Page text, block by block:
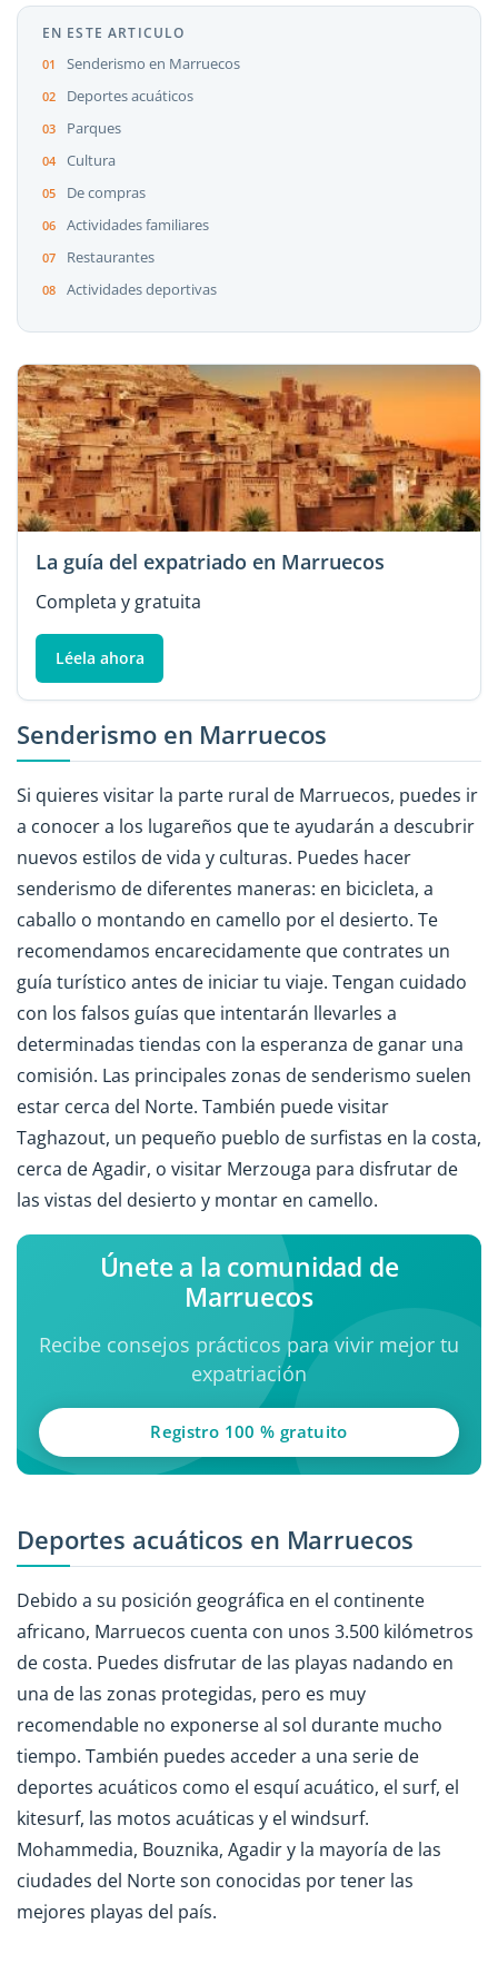
EN ESTE ARTICULO
Senderismo en Marruecos
Deportes acuáticos
Parques
Cultura
De compras
Actividades familiares
Restaurantes
Actividades deportivas
La guía del expatriado en Marruecos
Completa y gratuita
Léela ahora
Senderismo en Marruecos
Si quieres visitar la parte rural de Marruecos, puedes ir
a conocer a los lugareños que te ayudarán a descubrir
nuevos estilos de vida y culturas. Puedes hacer
senderismo de diferentes maneras: en bicicleta, a
caballo o montando en camello por el desierto. Te
recomendamos encarecidamente que contrates un
guía turístico antes de iniciar tu viaje. Tengan cuidado
con los falsos guías que intentarán llevarles a
determinadas tiendas con la esperanza de ganar una
comisión. Las principales zonas de senderismo suelen
estar cerca del Norte. También puede visitar
Taghazout, un pequeño pueblo de surfistas en la costa,
cerca de Agadir, o visitar Merzouga para disfrutar de
las vistas del desierto y montar en camello.
Únete a la comunidad de
Marruecos
Recibe consejos prácticos para vivir mejor tu
expatriación
Registro 100 % gratuito
Deportes acuáticos en Marruecos
Debido a su posición geográfica en el continente
africano, Marruecos cuenta con unos 3.500 kilómetros
de costa. Puedes disfrutar de las playas nadando en
una de las zonas protegidas, pero es muy
recomendable no exponerse al sol durante mucho
tiempo. También puedes acceder a una serie de
deportes acuáticos como el esquí acuático, el surf, el
kitesurf, las motos acuáticas y el windsurf.
Mohammedia, Bouznika, Agadir y la mayoría de las
ciudades del Norte son conocidas por tener las
mejores playas del país.